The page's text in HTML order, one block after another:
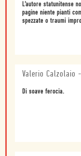
L’autore statunitense
pagine niente pianti
spezzate o traumi
Valerio Calzolaio -
Di soave ferocia.